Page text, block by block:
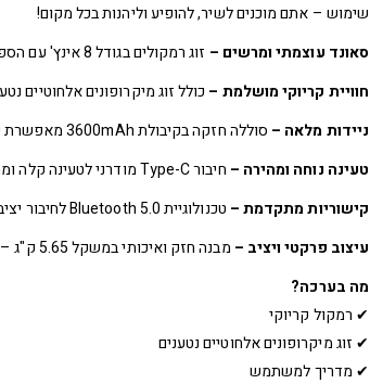
שימוש – אתם מוכנים לשיר, להופיע וליהנות בכל מקום!
סאונד עוצמתי ומרשים – זוג רמקולים בגודל 8 אינץ' עם הספק כולל של 40W מספקים צליל חזק, ברור ומלא.
חוויית קריוקי מושלמת – כולל זוג מיקרופונים אלחוטיים
ניידות מלאה – סוללה חזקה בקיבולת 3600mAh מאפשרת עד 4 שעות ניגון (בעוצמה בינונית).
טעינה נוחה ומהירה – חיבור Type-C מודרני לטעינה קלה ומהירה – עד 5 שעות טעינה.
קישוריות מתקדמת – טכנולוגיית Bluetooth 5.0 לחיבור יציב, מהיר וללא הפרעות לכל מכשיר תומך.
עיצוב פרקטי ויציב – מבנה חזק ואיכותי במשקל 5.65 ק"ג – אידיאלי לשימוש ביתי או חוץ, עם נוכחות שלא ניתן לפספס.
מה בערכה?
✔ רמקול קריוקי
✔ זוג מיקרופונים אלחוטיים נטענים
✔ מדריך למשתמש